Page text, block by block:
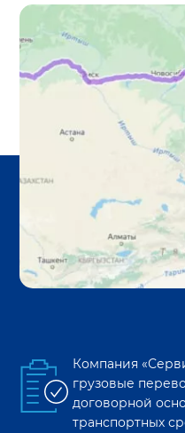
Компания
грузовые
договорной
транспортных